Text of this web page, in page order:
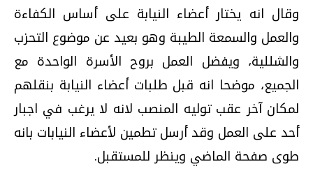
وقال انه يختار أعضاء النيابة على أساس الكفاءة
والعمل والسمعة الطيبة وهو بعيد عن موضوع التحزب
والشللية، ويفضل العمل بروح الأسرة الواحدة مع
الجميع، موضحا انه قبل طلبات أعضاء النيابة بنقلهم
لمكان آخر عقب توليه المنصب لانه لا يرغب في اجبار
أحد على العمل وقد أرسل تطمين لأعضاء النيابات بانه
طوى صفحة الماضي وينظر للمستقبل.